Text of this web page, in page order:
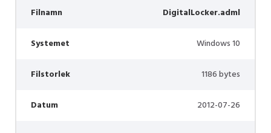
Filnamn DigitalLocker.adml
Systemet Windows 10
Filstorlek 1186 bytes
Datum 2012-07-26